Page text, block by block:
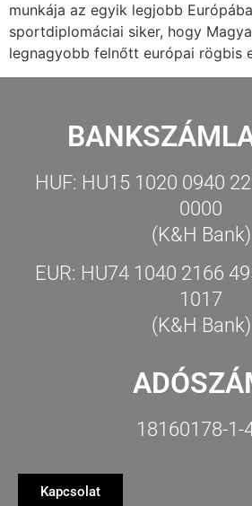
munkája az egyik legjobb
sportdiplomáciai siker, hogy
legnagyobb felnőtt európai rögbis
HUF: HU15 1020 0940
0000
(K&H Bank)
EUR: HU74 1040 2166
1017
(K&H Bank)
18160178-1-
Kapcsolat